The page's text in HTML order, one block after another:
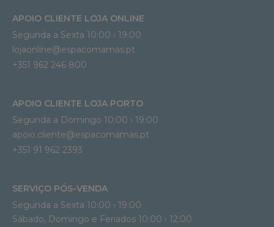
APOIO CLIENTE LOJA ONLINE
Segunda a Sexta 10:00 › 19:00
lojaonline@espacomamas.pt
+351 962 246 800
APOIO CLIENTE LOJA PORTO
Segunda a Domingo 10:00 › 19:00
apoio.cliente@espacomamas.pt
+351 91 962 2393
SERVIÇO PÓS-VENDA
Segunda a Sexta 10:00 › 19:00
Sábado, Domingo e Feriados 10:00 › 12:00